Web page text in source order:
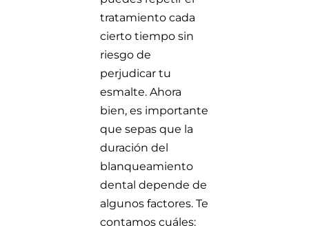
tratamiento cada
cierto tiempo sin
riesgo de
perjudicar tu
esmalte. Ahora
bien, es importante
que sepas que la
duración del
blanqueamiento
dental depende de
algunos factores. Te
contamos cuáles: